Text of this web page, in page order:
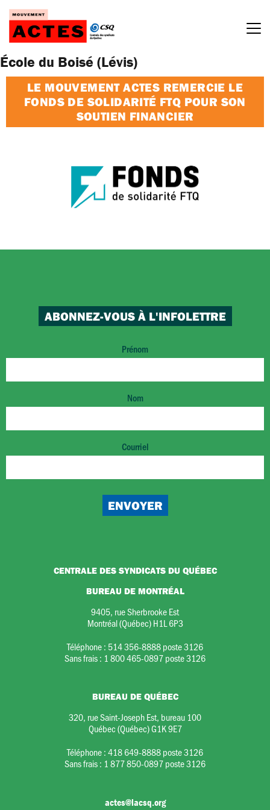
Passer
contenu
École du Boisé (Lévis)
LE MOUVEMENT ACTES REMERCIE LE
FONDS DE SOLIDARITÉ FTQ POUR SON
SOUTIEN FINANCIER
ABONNEZ-VOUS À L'INFOLETTRE
Prénom
Nom
Courriel
CENTRALE DES SYNDICATS DU QUÉBEC
BUREAU DE MONTRÉAL
9405, rue Sherbrooke Est
Montréal (Québec) H1L 6P3
Téléphone : 514 356-8888 poste 3126
Sans frais : 1 800 465-0897 poste 3126
BUREAU DE QUÉBEC
320, rue Saint-Joseph Est, bureau 100
Québec (Québec) G1K 9E7
Téléphone :418 649-8888 poste 3126
Sans frais : 1 877 850-0897 poste 3126
actes@lacsq.org